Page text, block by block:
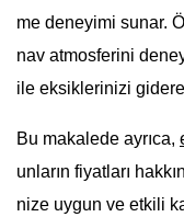
me deneyimi sunar.
nav atmosferini
ile eksiklerinizi
Bu makalede ayrıca,
unların fiyatları
nize uygun ve etkili